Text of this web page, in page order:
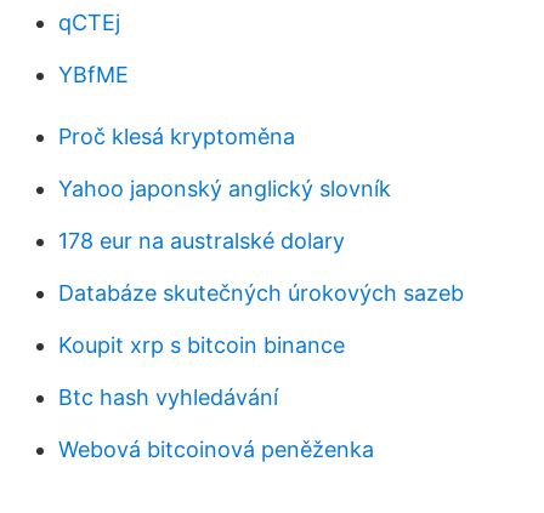
qCTEj
YBfME
Proč klesá kryptoměna
Yahoo japonský anglický slovník
178 eur na australské dolary
Databáze skutečných úrokových sazeb
Koupit xrp s bitcoin binance
Btc hash vyhledávání
Webová bitcoinová peněženka